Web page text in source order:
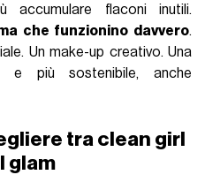
accumulare flaconi inutili.
che funzionino davvero.
Un make-up creativo. Una
e più sostenibile, anche
tra clean girl
glam